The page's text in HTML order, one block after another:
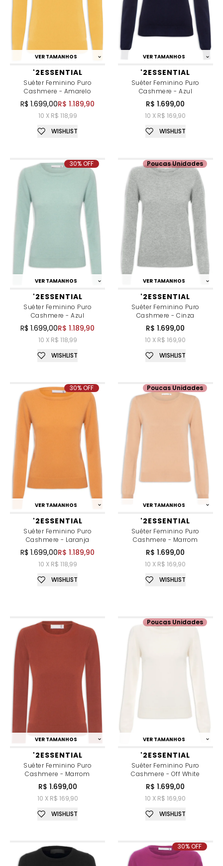
VER TAMANHOS
'2ESSENTIAL
Suéter Feminino Puro
Cashmere - Amarelo
R$ 1.699,00R$ 1.189,90
10 X R$ 118,99
WISHLIST
VER TAMANHOS
'2ESSENTIAL
Suéter Feminino Puro
Cashmere - Azul
R$ 1.699,00
10 X R$ 169,90
WISHLIST
VER TAMANHOS
'2ESSENTIAL
Suéter Feminino Puro
Cashmere - Azul
R$ 1.699,00R$ 1.189,90
10 X R$ 118,99
30% OFF
WISHLIST
VER TAMANHOS
'2ESSENTIAL
Suéter Feminino Puro
Cashmere - Cinza
R$ 1.699,00
10 X R$ 169,90
Poucas Unidades
WISHLIST
VER TAMANHOS
'2ESSENTIAL
Suéter Feminino Puro
Cashmere - Laranja
R$ 1.699,00R$ 1.189,90
10 X R$ 118,99
30% OFF
WISHLIST
VER TAMANHOS
'2ESSENTIAL
Suéter Feminino Puro
Cashmere - Marrom
R$ 1.699,00
10 X R$ 169,90
Poucas Unidades
WISHLIST
VER TAMANHOS
'2ESSENTIAL
Suéter Feminino Puro
Cashmere - Marrom
R$ 1.699,00
10 X R$ 169,90
WISHLIST
VER TAMANHOS
'2ESSENTIAL
Suéter Feminino Puro
Cashmere - Off White
R$ 1.699,00
10 X R$ 169,90
Poucas Unidades
WISHLIST
30% OFF